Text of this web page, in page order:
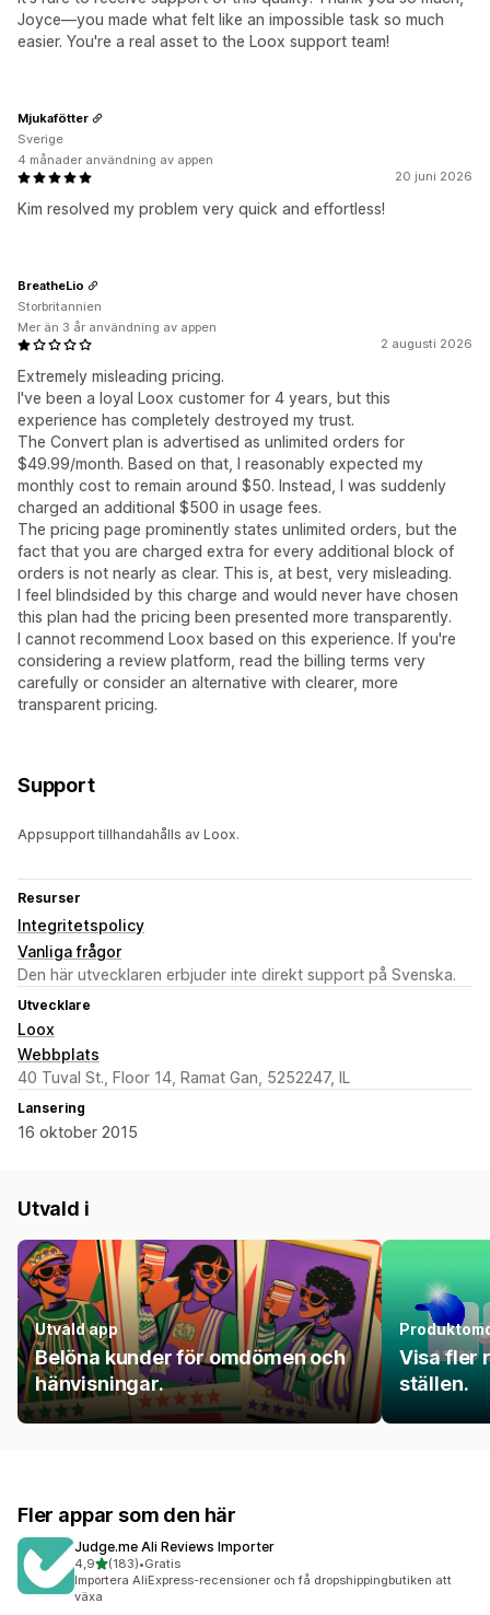
Joyce—you made what felt like an impossible task so much
easier. You're a real asset to the Loox support team!
20 juni 2026
Kim resolved my problem very quick and effortless!
Mjukafötter
Sverige
4 månader användning av appen
2 augusti 2026
Extremely misleading pricing.
I've been a loyal Loox customer for 4 years, but this
experience has completely destroyed my trust.
The Convert plan is advertised as unlimited orders for
$49.99/month. Based on that, I reasonably expected my
monthly cost to remain around $50. Instead, I was suddenly
charged an additional $500 in usage fees.
The pricing page prominently states unlimited orders, but the
fact that you are charged extra for every additional block of
orders is not nearly as clear. This is, at best, very misleading.
I feel blindsided by this charge and would never have chosen
this plan had the pricing been presented more transparently.
I cannot recommend Loox based on this experience. If you're
considering a review platform, read the billing terms very
carefully or consider an alternative with clearer, more
transparent pricing.
BreatheLio
Storbritannien
Mer än 3 år användning av appen
Support
Appsupport tillhandahålls av Loox.
Resurser
Integritetspolicy
Vanliga frågor
Den här utvecklaren erbjuder inte direkt support på Svenska.
Utvecklare
Loox
Webbplats
40 Tuval St., Floor 14, Ramat Gan, 5252247, IL
Lansering
16 oktober 2015
Utvald i
Utvald app
Belöna kunder för omdömen och
hänvisningar.
Visa fler
ställen.
Fler appar som den här
Judge.me Ali Reviews Importer
4,9av 5 stjärnor
(183)
183 recensioner totalt
•Gratis
Importera AliExpress-recensioner och få dropshippingbutiken att
växa